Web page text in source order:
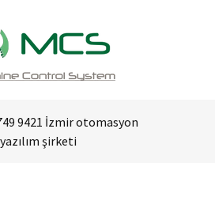
9421 İzmir otomasyon
yazılım şirketi